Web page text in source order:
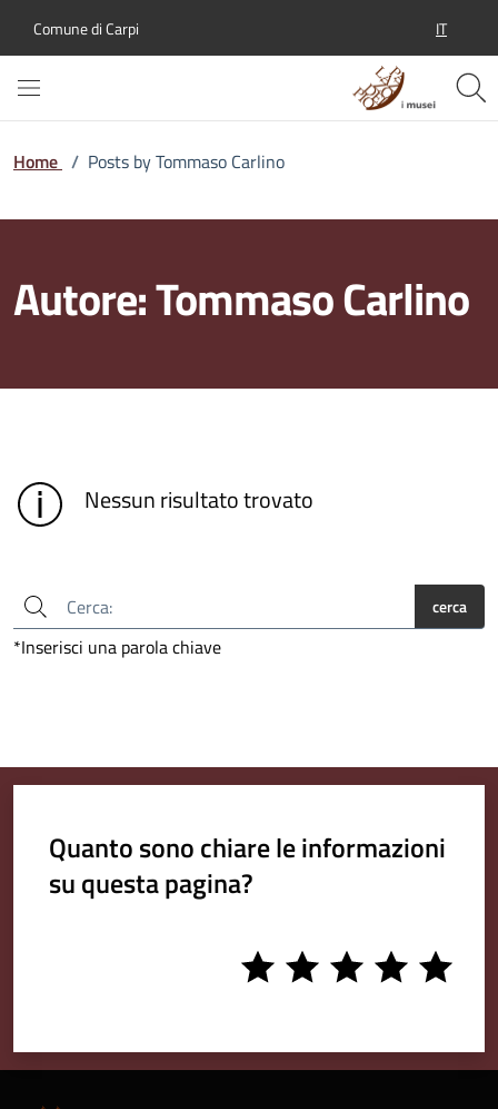
Comune di Carpi IT
Home / Posts by Tommaso Carlino
Autore:Tommaso Carlino
Nessun risultato trovato
cerca
*Inserisci una parola chiave
Quanto sono chiare le informazioni
su questa pagina?
5
stars
4
stars
3
stars
2
stars
1
stars